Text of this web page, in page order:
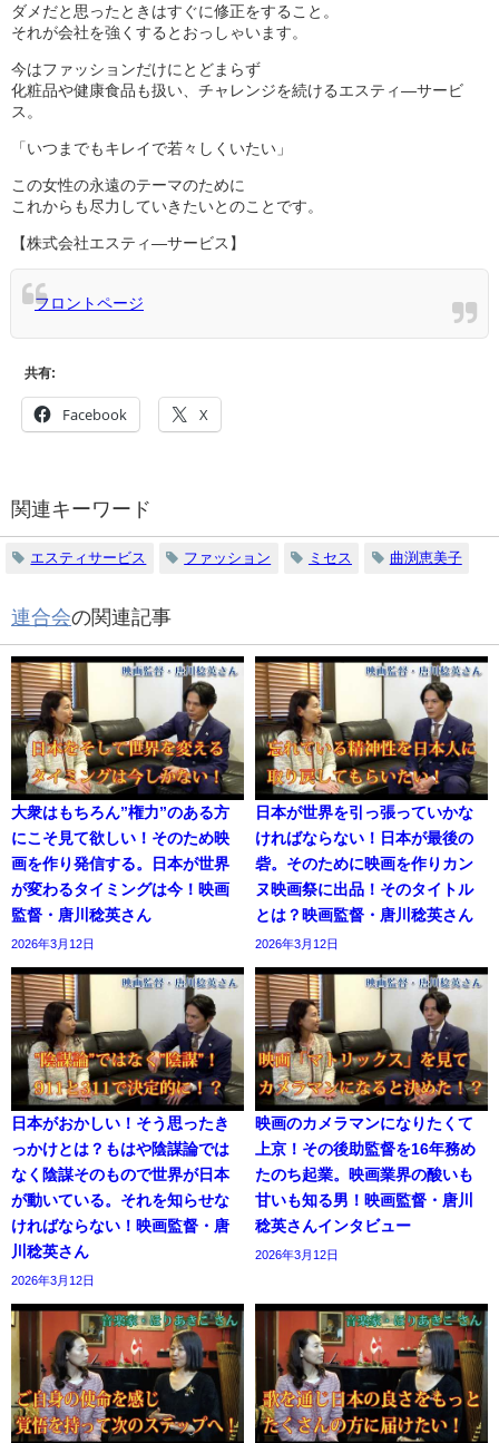
ダメだと思ったときはすぐに修正をすること。
それが会社を強くするとおっしゃいます。
今はファッションだけにとどまらず
化粧品や健康食品も扱い、チャレンジを続けるエスティ―サービ
ス。
「いつまでもキレイで若々しくいたい」
この女性の永遠のテーマのために
これからも尽力していきたいとのことです。
【株式会社エスティ―サービス】
フロントページ
共有:
Facebook X
関連キーワード
エスティサービス ファッション ミセス 曲渕恵美子
連合会の関連記事
大衆はもちろん”権力”のある方
にこそ見て欲しい！そのため映
画を作り発信する。日本が世界
が変わるタイミングは今！映画
監督・唐川稔英さん
2026年3月12日
日本が世界を引っ張っていかな
ければならない！日本が最後の
砦。そのために映画を作りカン
ヌ映画祭に出品！そのタイトル
とは？映画監督・唐川稔英さん
2026年3月12日
日本がおかしい！そう思ったき
っかけとは？もはや陰謀論では
なく陰謀そのもので世界が日本
が動いている。それを知らせな
ければならない！映画監督・唐
川稔英さん
2026年3月12日
映画のカメラマンになりたくて
上京！その後助監督を16年務め
たのち起業。映画業界の酸いも
甘いも知る男！映画監督・唐川
稔英さんインタビュー
2026年3月12日